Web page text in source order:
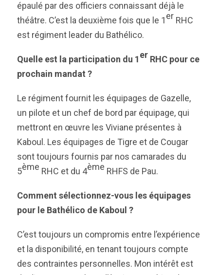
épaulé par des officiers connaissant déjà le
théâtre. C’est la deuxième fois que le 1er RHC
est régiment leader du Bathélico.
Quelle est la participation du 1er RHC pour ce
prochain mandat ?
Le régiment fournit les équipages de Gazelle,
un pilote et un chef de bord par équipage, qui
mettront en œuvre les Viviane présentes à
Kaboul. Les équipages de Tigre et de Cougar
sont toujours fournis par nos camarades du
5ème RHC et du 4ème RHFS de Pau.
Comment sélectionnez-vous les équipages
pour le Bathélico de Kaboul ?
C’est toujours un compromis entre l’expérience
et la disponibilité, en tenant toujours compte
des contraintes personnelles. Mon intérêt est